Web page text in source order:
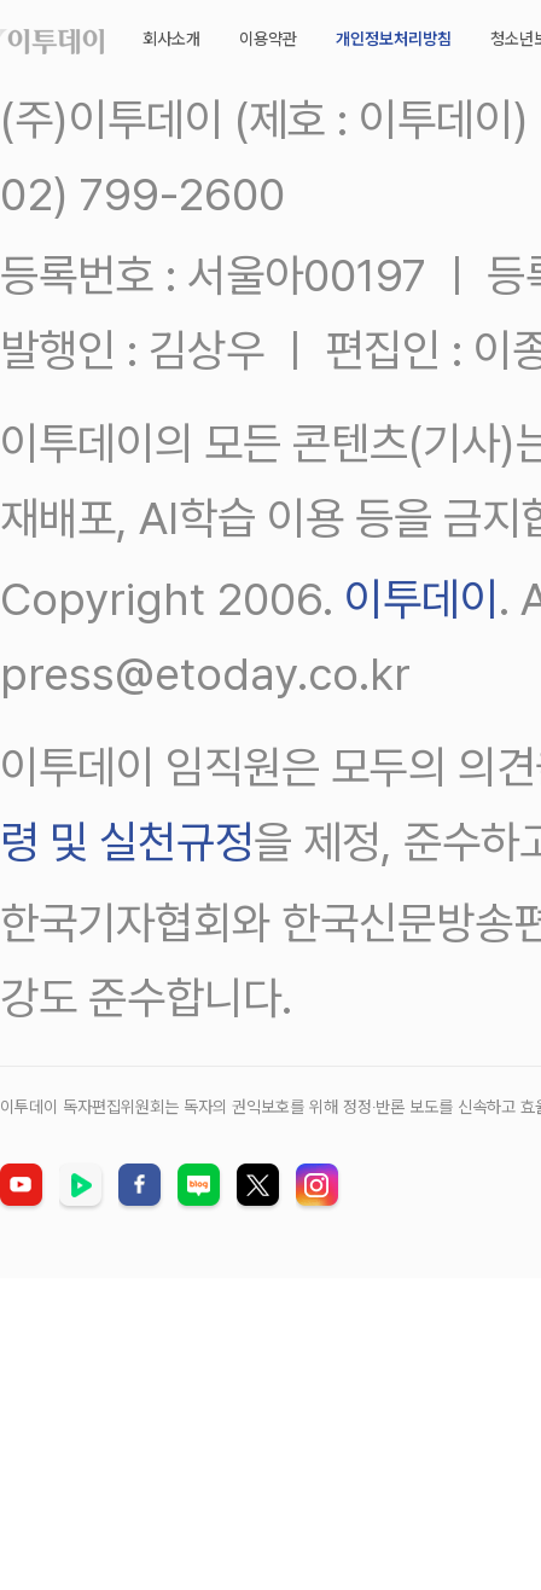
회사소개 이용약관 개인정보처리방침 청소년
(주)이투데이 (제호 : 이투데
02) 799-2600
등록번호 : 서울아00197 ㅣ
발행인 : 김상우 ㅣ 편집인 : 이
이투데이의 모든 콘텐츠(기사)
재배포, AI학습 이용 등을 금지
Copyright 2006. 이투데이 .
press@etoday.co.kr
이투데이 임직원은 모두의 의
령 및 실천규정을 제정, 준수하
한국기자협회와 한국신문방송
강도 준수합니다.
이투데이 독자편집위원회는 독자의 권익보호를 위해 정정‧반론 보도를 신속하고